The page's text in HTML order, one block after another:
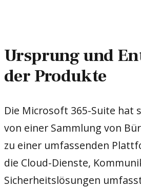
Ursprung und
der Produkte
Die Microsoft 365-Suite hat
von einer Sammlung von
zu einer umfassenden
die Cloud-Dienste,
Sicherheitslösungen